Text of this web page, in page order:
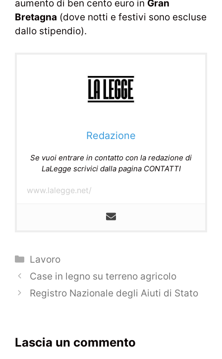
aumento di ben cento euro in Gran
Bretagna (dove notti e festivi sono escluse
dallo stipendio).
Redazione
Se vuoi entrare in contatto con la redazione di
LaLegge scrivici dalla pagina CONTATTI
www.lalegge.net/
Categorie
Lavoro
Navigazione
articolo
Case in legno su terreno agricolo
Registro Nazionale degli Aiuti di Stato
Lascia un commento